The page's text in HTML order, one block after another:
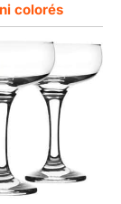
colorés